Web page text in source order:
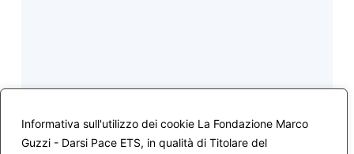
Informativa sull'utilizzo dei cookie La Fondazione Marco
Guzzi - Darsi Pace ETS, in qualità di Titolare del
Nome*